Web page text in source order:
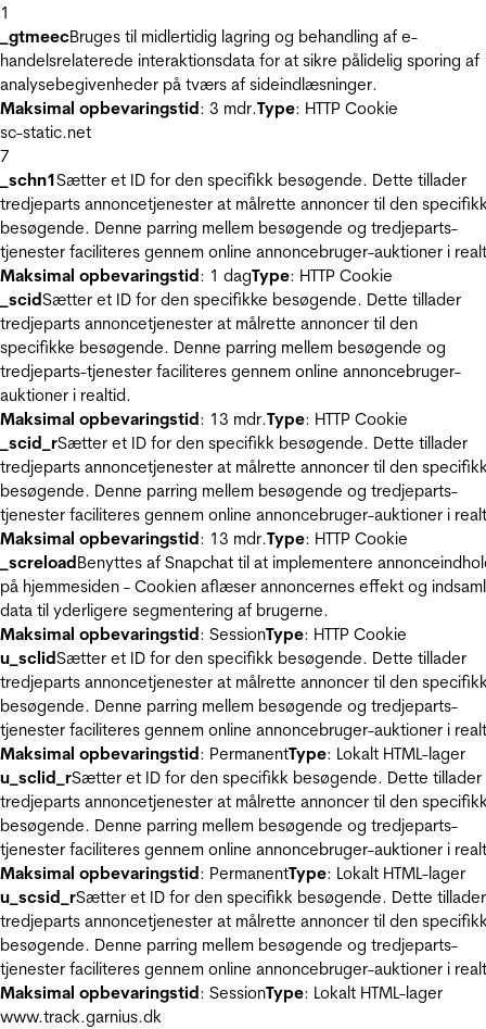
1
_gtmeecBruges til midlertidig lagring og behandling af e-
handelsrelaterede interaktionsdata for at sikre pålidelig sporing af
analysebegivenheder på tværs af sideindlæsninger.
Maksimal opbevaringstid: 3 mdr.Type: HTTP Cookie
sc-static.net
7
_schn1Sætter et ID for den specifikk besøgende. Dette tillader
tredjeparts annoncetjenester at målrette annoncer til den
besøgende. Denne parring mellem besøgende og tredjeparts-
tjenester faciliteres gennem online annoncebruger-auktioner i
Maksimal opbevaringstid: 1 dagType: HTTP Cookie
_scidSætter et ID for den specifikke besøgende. Dette tillader
tredjeparts annoncetjenester at målrette annoncer til den
specifikke besøgende. Denne parring mellem besøgende og
tredjeparts-tjenester faciliteres gennem online annoncebruger-
auktioner i realtid.
Maksimal opbevaringstid: 13 mdr.Type: HTTP Cookie
_scid_rSætter et ID for den specifikk besøgende. Dette tillader
tredjeparts annoncetjenester at målrette annoncer til den
besøgende. Denne parring mellem besøgende og tredjeparts-
tjenester faciliteres gennem online annoncebruger-auktioner i
Maksimal opbevaringstid: 13 mdr.Type: HTTP Cookie
_screloadBenyttes af Snapchat til at implementere
på hjemmesiden - Cookien aflæser annoncernes effekt og
data til yderligere segmentering af brugerne.
Maksimal opbevaringstid: SessionType: HTTP Cookie
u_sclidSætter et ID for den specifikk besøgende. Dette tillader
tredjeparts annoncetjenester at målrette annoncer til den
besøgende. Denne parring mellem besøgende og tredjeparts-
tjenester faciliteres gennem online annoncebruger-auktioner i
Maksimal opbevaringstid: PermanentType: Lokalt HTML-lager
u_sclid_rSætter et ID for den specifikk besøgende. Dette tillader
tredjeparts annoncetjenester at målrette annoncer til den
besøgende. Denne parring mellem besøgende og tredjeparts-
tjenester faciliteres gennem online annoncebruger-auktioner i
Maksimal opbevaringstid: PermanentType: Lokalt HTML-lager
u_scsid_rSætter et ID for den specifikk besøgende. Dette tillader
tredjeparts annoncetjenester at målrette annoncer til den
besøgende. Denne parring mellem besøgende og tredjeparts-
tjenester faciliteres gennem online annoncebruger-auktioner i
Maksimal opbevaringstid: SessionType: Lokalt HTML-lager
www.track.garnius.dk